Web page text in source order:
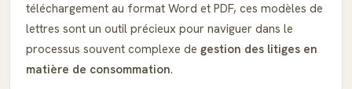
téléchargement au format Word et PDF, ces modèles de
lettres sont un outil précieux pour naviguer dans le
processus souvent complexe de gestion des litiges en
matière de consommation.